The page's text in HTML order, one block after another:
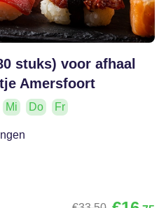
stuks) voor afhaal
Amersfoort
Mi Do Fr